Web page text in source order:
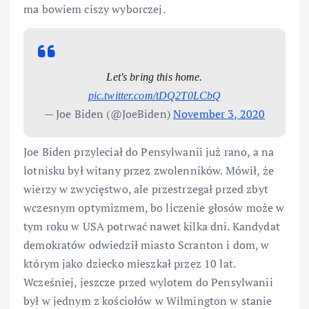
ma bowiem ciszy wyborczej.
Let's bring this home.
pic.twitter.com/tDQ2T0LCbQ
— Joe Biden (@JoeBiden)November 3, 2020
Joe Biden przyleciał do Pensylwanii już rano, a na
lotnisku był witany przez zwolenników. Mówił, że
wierzy w zwycięstwo, ale przestrzegał przed zbyt
wczesnym optymizmem, bo liczenie głosów może w
tym roku w USA potrwać nawet kilka dni. Kandydat
demokratów odwiedził miasto Scranton i dom, w
którym jako dziecko mieszkał przez 10 lat.
Wcześniej, jeszcze przed wylotem do Pensylwanii
był w jednym z kościołów w Wilmington w stanie